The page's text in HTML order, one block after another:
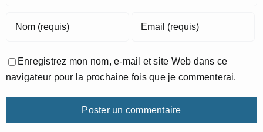
Enregistrez mon nom, e-mail et site Web dans ce
navigateur pour la prochaine fois que je commenterai.